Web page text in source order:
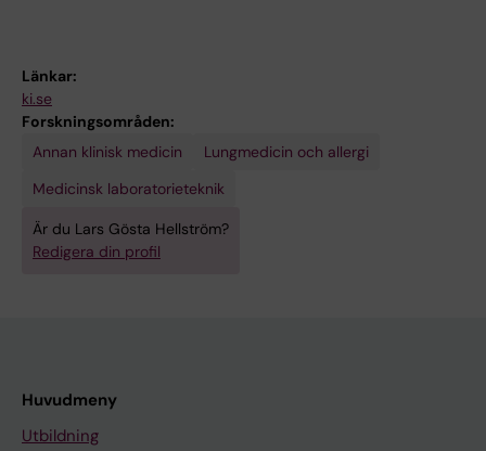
Länkar:
ki.se
Forskningsområden:
Annan klinisk medicin
Lungmedicin och allergi
Medicinsk laboratorieteknik
Är du Lars Gösta Hellström?
Redigera din profil
Huvudmeny
Utbildning